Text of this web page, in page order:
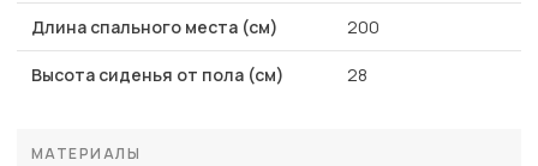
Длина спального места (см) 200
Высота сиденья от пола (см) 28
МАТЕРИАЛЫ